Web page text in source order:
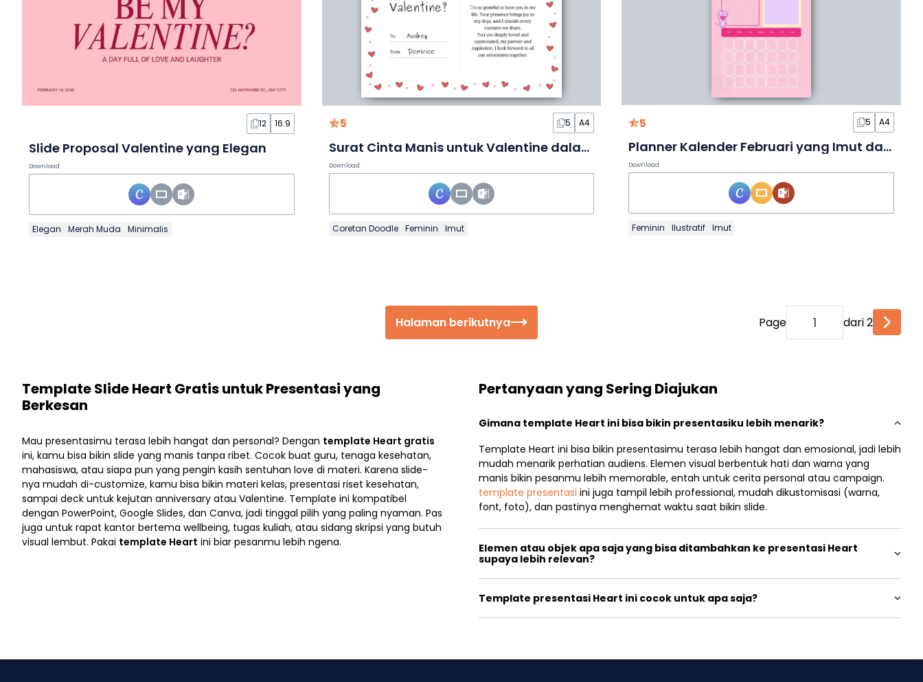
12 16:9
Slide Proposal Valentine yang Elegan
Download
Elegan Merah Muda Minimalis
5 5 A4
Surat Cinta Manis untuk Valentine dalam Slide
Download
Coretan Doodle Feminin Imut
5 5 A4
Planner Kalender Februari yang Imut dalam Slide
Download
Feminin Ilustratif Imut
Halaman berikutnya Page dari 2
Template Slide Heart Gratis untuk Presentasi yang
Berkesan
Mau presentasimu terasa lebih hangat dan personal? Dengan template Heart gratis
ini, kamu bisa bikin slide yang manis tanpa ribet. Cocok buat guru, tenaga kesehatan,
mahasiswa, atau siapa pun yang pengin kasih sentuhan love di materi. Karena slide-
nya mudah di-customize, kamu bisa bikin materi kelas, presentasi riset kesehatan,
sampai deck untuk kejutan anniversary atau Valentine. Template ini kompatibel
dengan PowerPoint, Google Slides, dan Canva, jadi tinggal pilih yang paling nyaman. Pas
juga untuk rapat kantor bertema wellbeing, tugas kuliah, atau sidang skripsi yang butuh
visual lembut. Pakai template Heart ini biar pesanmu lebih ngena.
Pertanyaan yang Sering Diajukan
Gimana template Heart ini bisa bikin presentasiku lebih menarik?
Template Heart ini bisa bikin presentasimu terasa lebih hangat dan emosional, jadi lebih
mudah menarik perhatian audiens. Elemen visual berbentuk hati dan warna yang
manis bikin pesanmu lebih memorable, entah untuk cerita personal atau campaign.
template presentasi ini juga tampil lebih professional, mudah dikustomisasi (warna,
font, foto), dan pastinya menghemat waktu saat bikin slide.
Elemen atau objek apa saja yang bisa ditambahkan ke presentasi Heart
supaya lebih relevan?
Template presentasi Heart ini cocok untuk apa saja?